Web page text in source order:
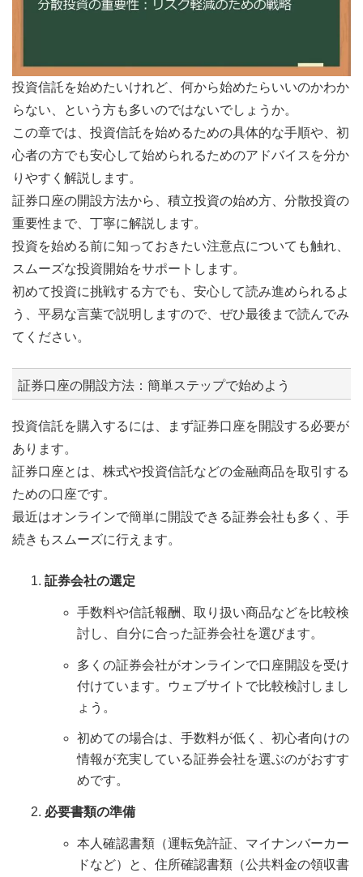
投資信託を始めたいけれど、何から始めたらいいのかわか
らない、という方も多いのではないでしょうか。
この章では、投資信託を始めるための具体的な手順や、初
心者の方でも安心して始められるためのアドバイスを分か
りやすく解説します。
証券口座の開設方法から、積立投資の始め方、分散投資の
重要性まで、丁寧に解説します。
投資を始める前に知っておきたい注意点についても触れ、
スムーズな投資開始をサポートします。
初めて投資に挑戦する方でも、安心して読み進められるよ
う、平易な言葉で説明しますので、ぜひ最後まで読んでみ
てください。
証券口座の開設方法：簡単ステップで始めよう
投資信託を購入するには、まず証券口座を開設する必要が
あります。
証券口座とは、株式や投資信託などの金融商品を取引する
ための口座です。
最近はオンラインで簡単に開設できる証券会社も多く、手
続きもスムーズに行えます。
証券会社の選定
手数料や信託報酬、取り扱い商品などを比較検
討し、自分に合った証券会社を選びます。
多くの証券会社がオンラインで口座開設を受け
付けています。ウェブサイトで比較検討しまし
ょう。
初めての場合は、手数料が低く、初心者向けの
情報が充実している証券会社を選ぶのがおすす
めです。
必要書類の準備
本人確認書類（運転免許証、マイナンバーカー
ドなど）と、住所確認書類（公共料金の領収書